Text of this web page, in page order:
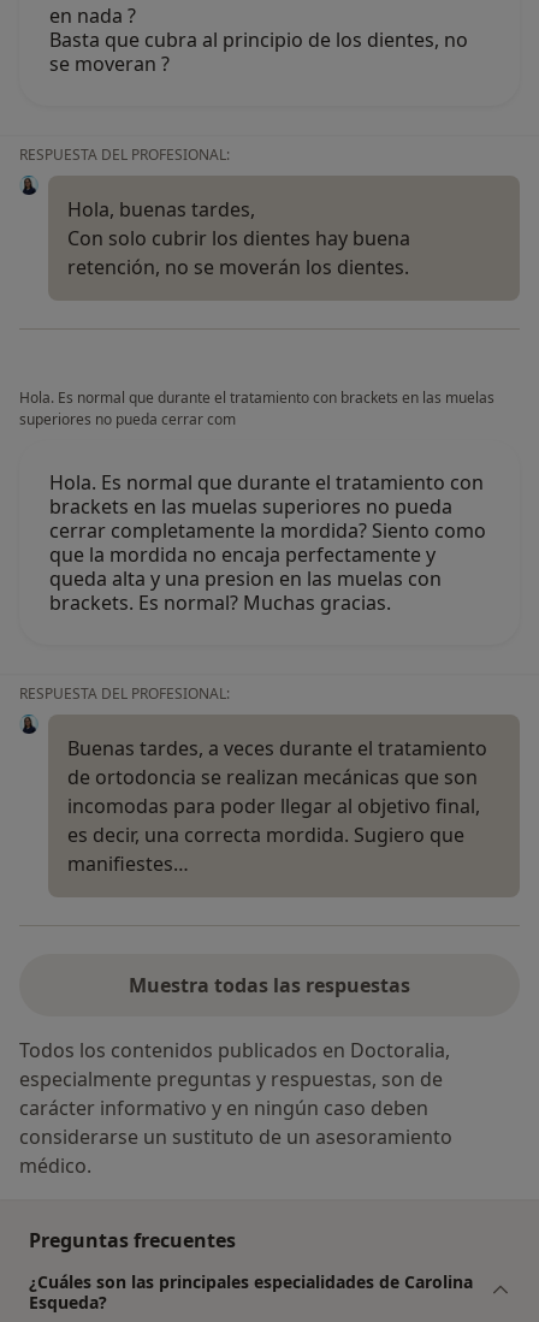
en nada ?
Basta que cubra al principio de los dientes, no
se moveran ?
RESPUESTA DEL PROFESIONAL:
Hola, buenas tardes,
Con solo cubrir los dientes hay buena
retención, no se moverán los dientes.
Hola. Es normal que durante el tratamiento con brackets en las muelas
superiores no pueda cerrar com
Hola. Es normal que durante el tratamiento con
brackets en las muelas superiores no pueda
cerrar completamente la mordida? Siento como
que la mordida no encaja perfectamente y
queda alta y una presion en las muelas con
brackets. Es normal? Muchas gracias.
RESPUESTA DEL PROFESIONAL:
Buenas tardes, a veces durante el tratamiento
de ortodoncia se realizan mecánicas que son
incomodas para poder llegar al objetivo final,
es decir, una correcta mordida. Sugiero que
manifiestes…
Muestra todas las respuestas
Todos los contenidos publicados en Doctoralia,
especialmente preguntas y respuestas, son de
carácter informativo y en ningún caso deben
considerarse un sustituto de un asesoramiento
médico.
Preguntas frecuentes
¿Cuáles son las principales especialidades de Carolina
Esqueda?